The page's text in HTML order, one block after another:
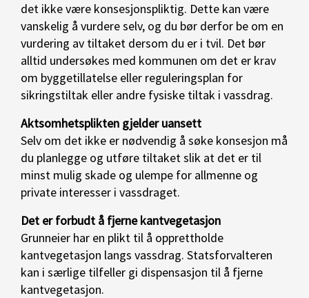
det ikke være konsesjonspliktig. Dette kan være
vanskelig å vurdere selv, og du bør derfor be om en
vurdering av tiltaket dersom du er i tvil. Det bør
alltid undersøkes med kommunen om det er krav
om byggetillatelse eller reguleringsplan for
sikringstiltak eller andre fysiske tiltak i vassdrag.
Aktsomhetsplikten gjelder uansett
Selv om det ikke er nødvendig å søke konsesjon må
du planlegge og utføre tiltaket slik at det er til
minst mulig skade og ulempe for allmenne og
private interesser i vassdraget.
Det er forbudt å fjerne kantvegetasjon
Grunneier har en plikt til å opprettholde
kantvegetasjon langs vassdrag. Statsforvalteren
kan i særlige tilfeller gi dispensasjon til å fjerne
kantvegetasjon.